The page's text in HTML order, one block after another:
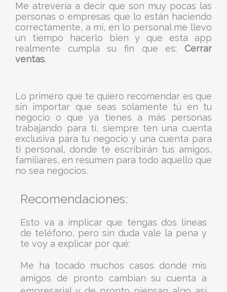
Me atrevería a decir que son muy pocas las
personas o empresas que lo están haciendo
correctamente, a mí, en lo personal me llevo
un tiempo hacerlo bien y que esta app
realmente cumpla su fin que es: Cerrar
ventas.
Lo primero que te quiero recomendar es que
sin importar que seas solamente tú en tu
negocio o que ya tienes a más personas
trabajando para ti, siempre ten una cuenta
exclusiva para tu negocio y una cuenta para
ti personal, donde te escribirán tus amigos,
familiares, en resumen para todo aquello que
no sea negocios.
Recomendaciones:
Esto va a implicar que tengas dos lineas
de teléfono, pero sin duda vale la pena y
te voy a explicar por qué:
Me ha tocado muchos casos donde mis
amigos de pronto cambian su cuenta a